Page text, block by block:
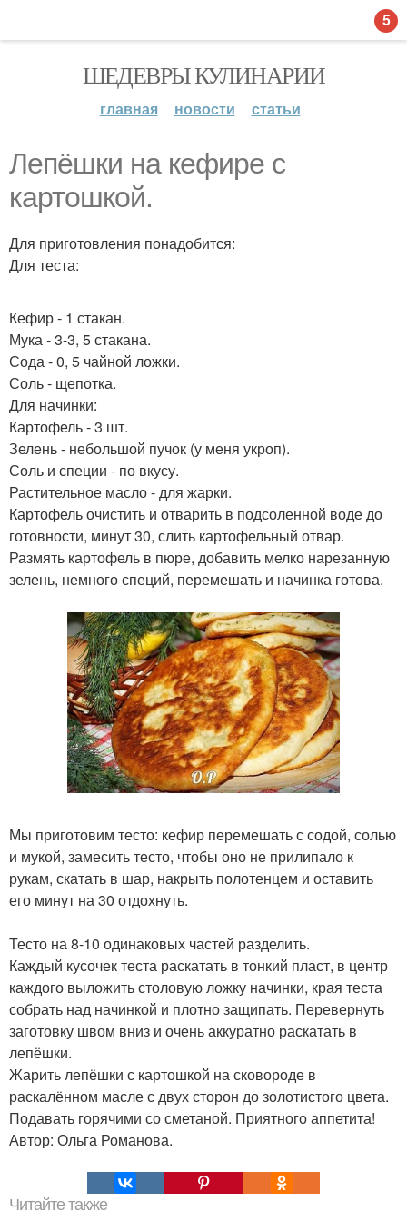
ШЕДЕВРЫ КУЛИНАРИИ
главная новости статьи
Лепёшки на кефире с
картошкой.
Для приготовления понадобится:
Для теста:
Кефир - 1 стакан.
Мука - 3-3, 5 стакана.
Сода - 0, 5 чайной ложки.
Соль - щепотка.
Для начинки:
Картофель - 3 шт.
Зелень - небольшой пучок (у меня укроп).
Соль и специи - по вкусу.
Растительное масло - для жарки.
Картофель очистить и отварить в подсоленной воде до
готовности, минут 30, слить картофельный отвар.
Размять картофель в пюре, добавить мелко нарезанную
зелень, немного специй, перемешать и начинка готова.
Мы приготовим тесто: кефир перемешать с содой, солью
и мукой, замесить тесто, чтобы оно не прилипало к
рукам, скатать в шар, накрыть полотенцем и оставить
его минут на 30 отдохнуть.
Тесто на 8-10 одинаковых частей разделить.
Каждый кусочек теста раскатать в тонкий пласт, в центр
каждого выложить столовую ложку начинки, края теста
собрать над начинкой и плотно защипать. Перевернуть
заготовку швом вниз и очень аккуратно раскатать в
лепёшки.
Жарить лепёшки с картошкой на сковороде в
раскалённом масле с двух сторон до золотистого цвета.
Подавать горячими со сметаной. Приятного аппетита!
Автор: Ольга Романова.
Читайте также
5